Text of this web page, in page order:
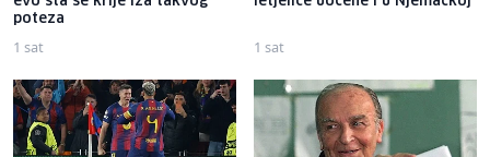
poteza
1 sat 1 sat